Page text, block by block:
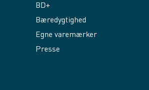
BD+
Bæredygtighed
Egne varemærker
Presse